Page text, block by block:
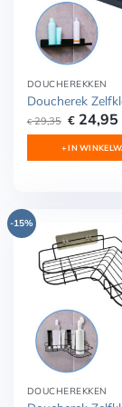
DOUCHEREKKEN
Doucherek
€29,35 prijs
€ 29,35.
€ 24,95
+ IN
-15%
DOUCHEREKKEN